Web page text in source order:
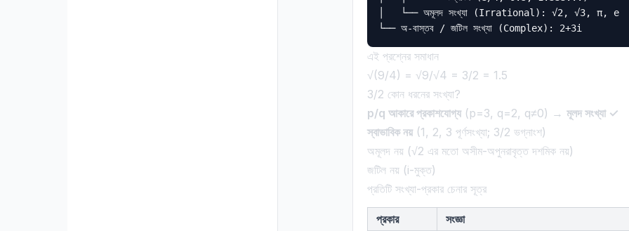
│   └── অমূলদ সংখ্যা (Irrational): √2, √3, π, e
এই প্রশ্নের সমাধান
√(9/4) = √9/√4 = 3/2 = 1.5
3/2 কোন ধরনের সংখ্যা?
p/q আকারে প্রকাশযোগ্য(p=3, q=2, q≠0) → মূলদ সংখ্যা ✓
স্বাভাবিক নয়(1, 2, 3 পূর্ণসংখ্যা; 3/2 ভগ্নাংশ)
অমূলদ নয় (√2 এর মতো অসীম-অপুনরাবৃত্ত দশমিক নয়)
জটিল নয় (i-মুক্ত)
প্রতিটি সংখ্যা-প্রকার চেনার সূত্র
প্রকার সংজ্ঞা